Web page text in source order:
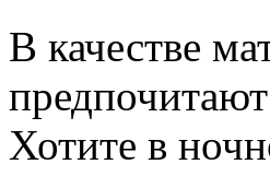
В качестве
Хотите в